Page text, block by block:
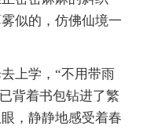
似的，仿佛仙境一
上学，“不用带雨
背着书包钻进了繁
，静静地感受着春